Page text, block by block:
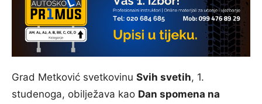
Grad Metković svetkovinu Svih svetih, 1.
studenoga, obilježava kao Dan spomena na